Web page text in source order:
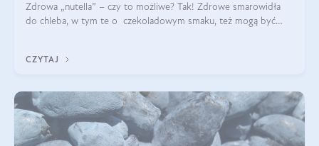
Zdrowa „nutella” – czy to możliwe? Tak! Zdrowe smarowidła
do chleba, w tym te o czekoladowym smaku, też mogą być
CZYTAJ